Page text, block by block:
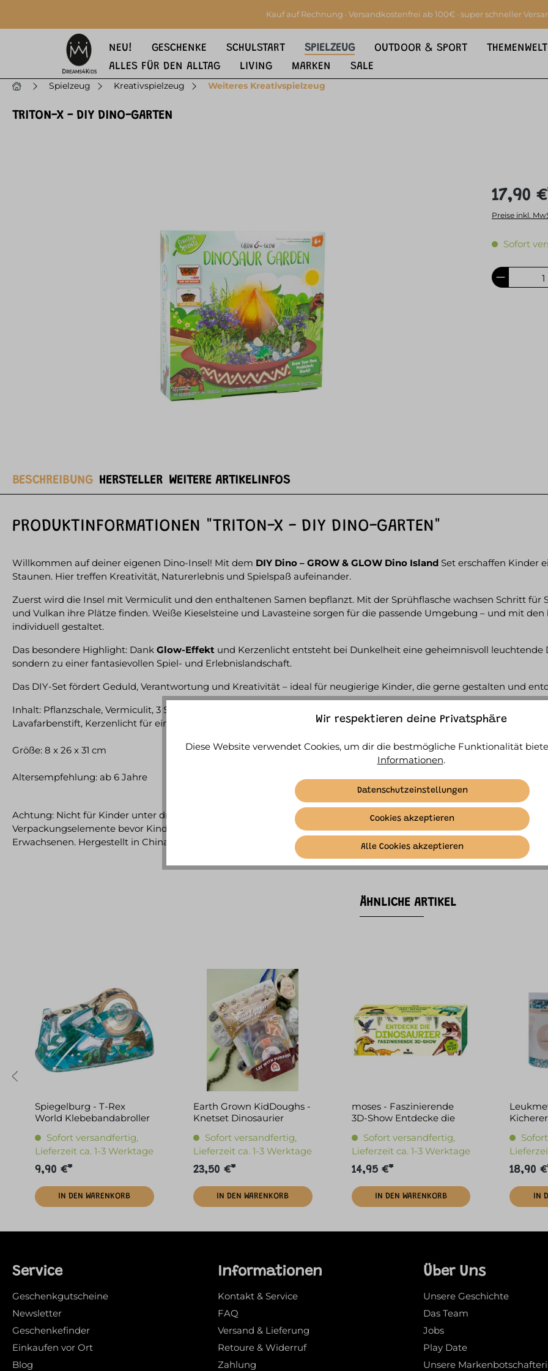
Kauf auf Rechnung · Versandkostenfrei ab 100€ · super schneller
NEU! GESCHENKE SCHULSTART SPIELZEUG OUTDOOR & SPORT
THEMENWELT
ALLES FÜR DEN ALLTAG
LIVING MARKEN SALE
Spielzeug Kreativspielzeug Weiteres Kreativspielzeug
TRITON-X - DIY DINO-GARTEN
17,90
Preise inkl.
Sofort
BESCHREIBUNG HERSTELLER WEITERE ARTIKELINFOS
PRODUKTINFORMATIONEN "TRITON-X - DIY DINO-GARTEN"
Willkommen auf deiner eigenen Dino-Insel! Mit dem DIY Dino – GROW & GLOW Dino Island Set erschaffen Kinder
Staunen. Hier treffen Kreativität, Naturerlebnis und Spielspaß aufeinander.
Zuerst wird die Insel mit Vermiculit und den enthaltenen Samen bepflanzt. Mit der Sprühflasche wachsen Schritt für
und Vulkan ihre Plätze finden. Weiße Kieselsteine und Lavasteine sorgen für die passende Umgebung – und mit
individuell gestaltet.
Das besondere Highlight: Dank Glow-Effekt und Kerzenlicht entsteht bei Dunkelheit eine geheimnisvoll
sondern zu einer fantasievollen Spiel- und Erlebnislandschaft.
Das DIY-Set fördert Geduld, Verantwortung und Kreativität – ideal für neugierige Kinder, die gerne gestalten und
Inhalt: Pflanzschale, Vermiculit, 3 Samentütchen, 3 Spielzeugdinosaurier, 3 Dino-Eier, Vulkan, weiße Kieselsteine, 2
Lavafarbenstift, Kerzenlicht für einen leuchtenden Nachteffekt, Klebestreifen & leicht verständliche Anleitung
Größe: 8 x 26 x 31 cm
Altersempfehlung: ab 6 Jahre
Achtung: Nicht für Kinder unter drei Jahren geeignet. Erstickungsgefahr aufgrund verschluckbarer Kleinteile.
Verpackungselemente bevor Kinder mit diesem Produkt spielen. Adresse und Produktinformationen aufbewahren.
Erwachsenen. Hergestellt in China.
ÄHNLICHE ARTIKEL
Spiegelburg - T-Rex
World Klebebandabroller
Sofort versandfertig,
Lieferzeit ca. 1-3 Werktage
9,90 €*
IN DEN WARENKORB
Earth Grown KidDoughs -
Knetset Dinosaurier
Sofort versandfertig,
Lieferzeit ca. 1-3 Werktage
23,50 €*
IN DEN WARENKORB
moses - Faszinierende
3D-Show Entdecke die
Sofort versandfertig,
Lieferzeit ca. 1-3 Werktage
14,95 €*
IN DEN WARENKORB
18,90
IN
Service
Geschenkgutscheine
Newsletter
Geschenkefinder
Einkaufen vor Ort
Blog
Informationen
Kontakt & Service
FAQ
Versand & Lieferung
Retoure & Widerruf
Zahlung
Über Uns
Unsere Geschichte
Das Team
Jobs
Play Date
Unsere
Wir respektieren deine Privatsphäre
Diese Website verwendet Cookies, um dir die bestmögliche Funktionalität
Informationen.
Datenschutzeinstellungen
Cookies akzeptieren
Alle Cookies akzeptieren